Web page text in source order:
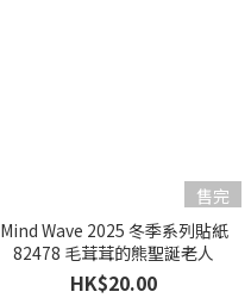
售完
Mind Wave 2025 冬季系列貼紙
82478 毛茸茸的熊聖誕老人
HK$20.00